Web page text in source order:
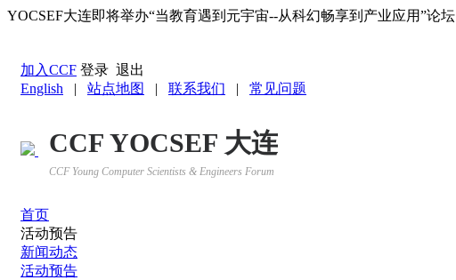
YOCSEF大连即将举办“当教育遇到元宇宙--从科幻畅享到产业应用”论坛
加入CCF 登录 退出
English | 站点地图 | 联系我们 | 常见问题
CCF YOCSEF 大连
CCF Young Computer Scientists & Engineers Forum
首页
活动预告
新闻动态
活动预告